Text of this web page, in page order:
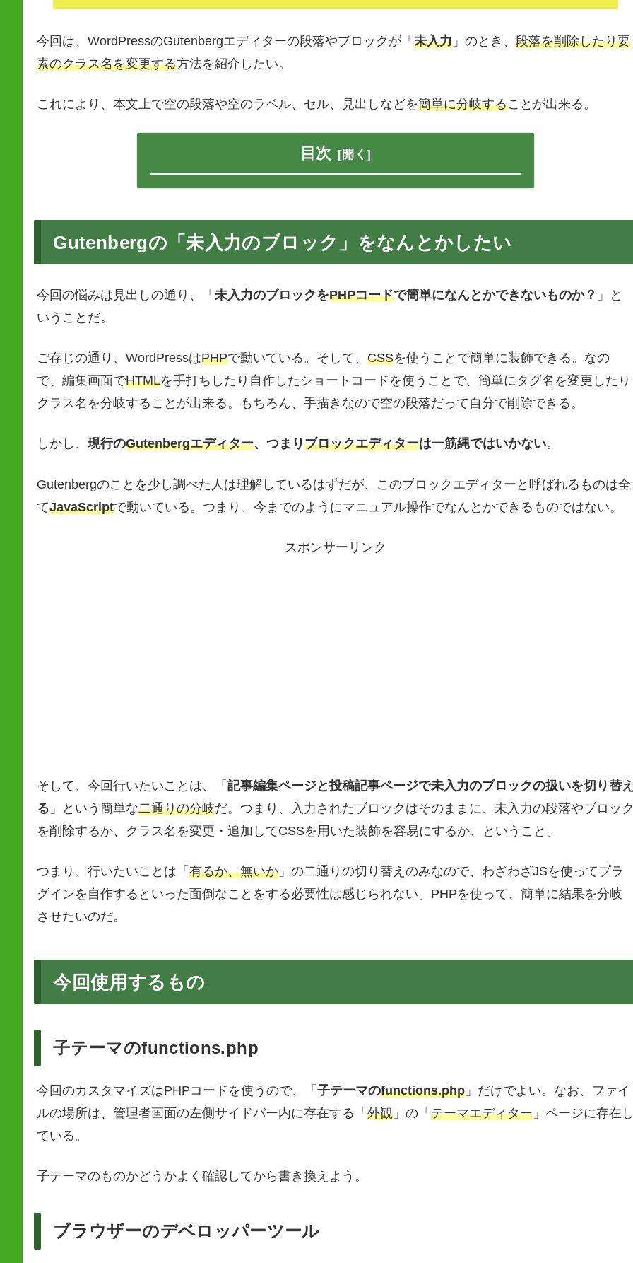
今回は、WordPressのGutenbergエディターの段落やブロックが「 未入力」のとき、 段落を削除したり要
素のクラス名を変更する方法を紹介したい。
これにより、本文上で空の段落や空のラベル、セル、見出しなどを簡単に分岐することが出来る。
目次
Gutenbergの「未入力のブロック」をなんとかしたい
今回の悩みは見出しの通り、「 未入力のブロックをPHPコードで簡単になんとかできないものか？ 」と
いうことだ。
ご存じの通り、WordPressはPHPで動いている。そして、 CSSを使うことで簡単に装飾できる。なの
で、編集画面でHTMLを手打ちしたり自作したショートコードを使うことで、簡単にタグ名を変更したり
クラス名を分岐することが出来る。もちろん、手描きなので空の段落だって自分で削除できる。
しかし、 現行のGutenbergエディター、つまりブロックエディターは一筋縄ではいかない。
Gutenbergのことを少し調べた人は理解しているはずだが、このブロックエディターと呼ばれるものは全
てJavaScriptで動いている。つまり、今までのようにマニュアル操作でなんとかできるものではない。
スポンサーリンク
そして、今回行いたいことは、「 記事編集ページと投稿記事ページで未入力のブロックの扱いを切り替
る 」という簡単な二通りの分岐だ。つまり、入力されたブロックはそのままに、未入力の段落やブロッ
を削除するか、クラス名を変更・追加してCSSを用いた装飾を容易にするか、ということ。
つまり、行いたいことは「 有るか、無いか」の二通りの切り替えのみなので、わざわざJSを使ってプラ
グインを自作するといった面倒なことをする必要性は感じられない。PHPを使って、簡単に結果を分岐
させたいのだ。
今回使用するもの
子テーマのfunctions.php
今回のカスタマイズはPHPコードを使うので、「 子テーマのfunctions.php」だけでよい。なお、ファイ
ルの場所は、管理者画面の左側サイドバー内に存在する「 外観」の「 テーマエディター」ページに存在
ている。
子テーマのものかどうかよく確認してから書き換えよう。
ブラウザーのデベロッパーツール